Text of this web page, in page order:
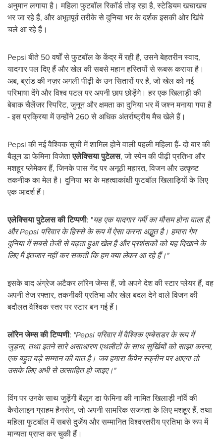
अनुमान लगाया है। महिला फुटबॉल रिकॉर्ड तोड़ रहा है, स्टेडियम खचाखच
भर जा रहे हैं, और अभूतपूर्व तरीके से दुनिया भर के दर्शक इसकी ओर खिंचे
चले आ रहे हैं।
Pepsi बीते 50 वर्षों से फुटबॉल के केंद्र में रही है, उसने बेहतरीन स्वाद,
यादगार पल दिए हैं और खेल की सबसे महान हस्तियों से रूबरू कराया है।
अब, ब्रांड की नज़र अगली पीढ़ी के उन सितारों पर है, जो खेल को नई
परिभाषा देंगे और विश्व पटल पर अपनी छाप छोड़ेंगे। हर एक खिलाड़ी की
बेबाक चैलेंजर स्पिरिट, जुनून और क्षमता का दुनिया भर में जश्न मनाया गया है
- इस प्रक्रिया में उन्होंने 260 से अधिक अंतर्राष्ट्रीय मैच खेले हैं।
Pepsi की नई वैश्विक सूची में शामिल होने वाली पहली महिला हैं- दो बार की
बैलून डा फेमिना विजेताएलेक्सिया पुटेलस, जो स्पेन की पीढ़ी प्रतिभा और
मशहूर प्लेमेकर हैं, जिनके पास गेंद पर अनूठी महारत, विजन और उत्कृष्ट
तकनीक का मेल है। दुनिया भर के महत्वाकांक्षी फुटबॉल खिलाड़ियों के लिए
एक आदर्श हैं।
एलेक्सिया पुटेलस की टिप्पणी: "यह एक यादगार गर्मी का मौसम होना वाला है,
और Pepsi परिवार के हिस्से के रूप में ऐसा करना अद्भुत है। हमारा गेम
दुनिया में सबसे तेजी से बढ़ता हुआ खेल है और प्रशंसकों को यह दिखाने के
लिए मैं इंतजार नहीं कर सकती कि हम क्या लेकर आ रहे हैं।"
इसके बाद अंग्रेज अटैकर लॉरेन जेम्स हैं, जो अपने देश की स्टार प्लेयर हैं, वह
अपनी तेज रफ्तार, तकनीकी प्रतिभा और खेल बदल देने वाले विजन की
बदौलत वैश्विक स्तर पर स्टार बन गई हैं।
लॉरेन जेम्स की टिप्पणी: "Pepsi परिवार में वैश्विक एम्बेसडर के रूप में
जुड़ना, तथा इतने सारे असाधारण एथलीटों के साथ सुर्खियों को साझा करना,
एक बहुत बड़े सम्मान की बात है। जब हमारा कैंपेन स्क्रीन पर आएगा तो
उसके लिए अभी से उत्साहित हो जाइए।"
विंग पर उनके साथ जुड़ेंगी बैलून डा फेमिना की नामित खिलाड़ी नॉर्वे की
कैरोलाइन ग्राहम हैनसेन, जो अपनी सामरिक सजगता के लिए मशहूर हैं, तथा
महिला फुटबॉल में सबसे दुर्जेय और सम्मानित विश्वस्तरीय प्रतिभा के रूप में
मान्यता प्राप्त कर चुकी हैं।